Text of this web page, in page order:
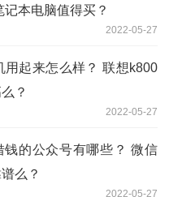
本电脑值得买？
2022-05-27
用起来怎么样？ 联想k800
？
2022-05-27
钱的公众号有哪些？ 微信
么？
2022-05-27